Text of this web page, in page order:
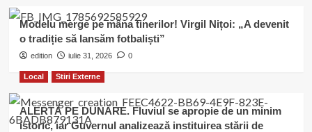
Modelu merge pe mâna tinerilor! Virgil Nițoi: „A devenit
o tradiție să lansăm fotbaliști”
edition iulie 31, 2026 0
Local Stiri Externe
ALERTĂ PE DUNĂRE. Fluviul se apropie de un minim
istoric, iar Guvernul analizează instituirea stării de